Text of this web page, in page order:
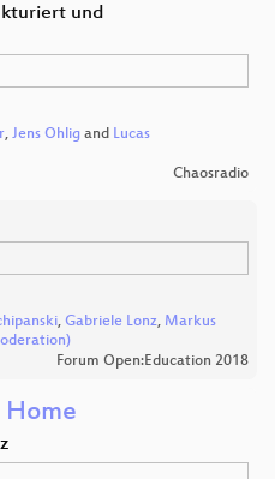
und
, Jens Ohlig and Lucas
Chaosradio
, Gabriele Lonz, Markus
Forum Open:Education 2018
Home